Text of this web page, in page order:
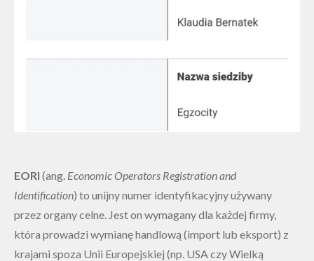
EORI (ang. Economic Operators Registration and
Identification) to unijny numer identyfikacyjny używany
przez organy celne. Jest on wymagany dla każdej firmy,
która prowadzi wymianę handlową (import lub eksport) z
krajami spoza Unii Europejskiej (np. USA czy Wielką